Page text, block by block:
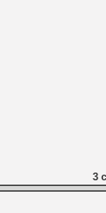
[LS] [PS5] Le WebKit
[GK] Oubliez Crazy Taxi,
[LS] [Switch] NSZ 5.0.0
3